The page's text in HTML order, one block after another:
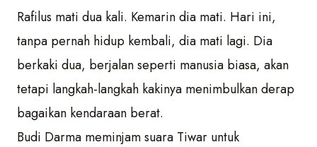
Rafilus mati dua kali. Kemarin dia mati. Hari ini,
tanpa pernah hidup kembali, dia mati lagi. Dia
berkaki dua, berjalan seperti manusia biasa, akan
tetapi langkah-langkah kakinya menimbulkan derap
bagaikan kendaraan berat.
Budi Darma meminjam suara Tiwar untuk